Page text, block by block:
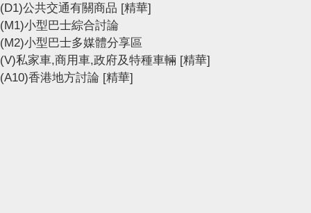
(D1)公共交通有關商品 [精華]
(M1)小型巴士綜合討論
(M2)小型巴士多媒體分享區
(V)私家車,商用車,政府及特種車輛 [精華]
(A10)香港地方討論 [精華]